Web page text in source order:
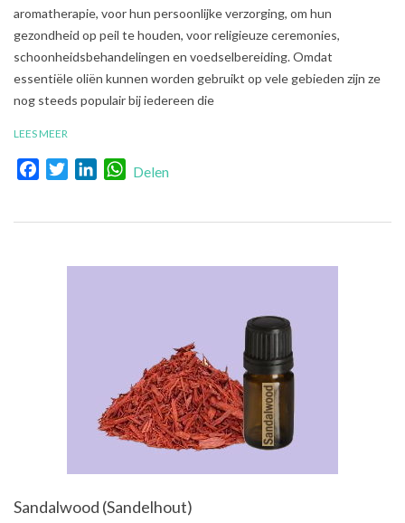
aromatherapie, voor hun persoonlijke verzorging, om hun
gezondheid op peil te houden, voor religieuze ceremonies,
schoonheidsbehandelingen en voedselbereiding. Omdat
essentiële oliën kunnen worden gebruikt op vele gebieden zijn ze
nog steeds populair bij iedereen die
LEES MEER
FacebookTwitterLinkedInWhatsApp
Delen
Sandalwood (Sandelhout)